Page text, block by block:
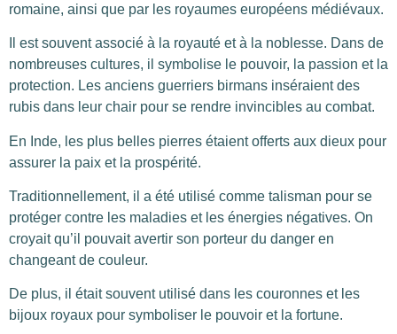
romaine, ainsi que par les royaumes européens médiévaux.
Il est souvent associé à la royauté et à la noblesse. Dans de
nombreuses cultures, il symbolise le pouvoir, la passion et la
protection. Les anciens guerriers birmans inséraient des
rubis dans leur chair pour se rendre invincibles au combat.
En Inde, les plus belles pierres étaient offerts aux dieux pour
assurer la paix et la prospérité.
Traditionnellement, il a été utilisé comme talisman pour se
protéger contre les maladies et les énergies négatives. On
croyait qu’il pouvait avertir son porteur du danger en
changeant de couleur.
De plus, il était souvent utilisé dans les couronnes et les
bijoux royaux pour symboliser le pouvoir et la fortune.